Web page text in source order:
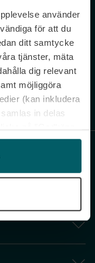
använder
för att du
ditt samtycke
tjänster, mäta
dig relevant
möjliggöra
(kan inkludera
in delas
cookies medan du
av
när som helst.
. Avprenumerera